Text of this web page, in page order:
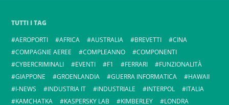
TUTTI I TAG
AEROPORTI
AFRICA AUSTRALIA BREVETTI
CINA
COMPAGNIE AEREE
COMPLEANNO
COMPONENTI
CYBERCRIMINALI
EVENTI F1 FERRARI
FUNZIONALITÀ
GIAPPONE
GROENLANDIA GUERRA INFORMATICA
HAWAII
I-NEWS
INDUSTRIA IT INDUSTRIALE INTERPOL
ITALIA
KAMCHATKA
KASPERSKY LAB KIMBERLEY
LONDRA